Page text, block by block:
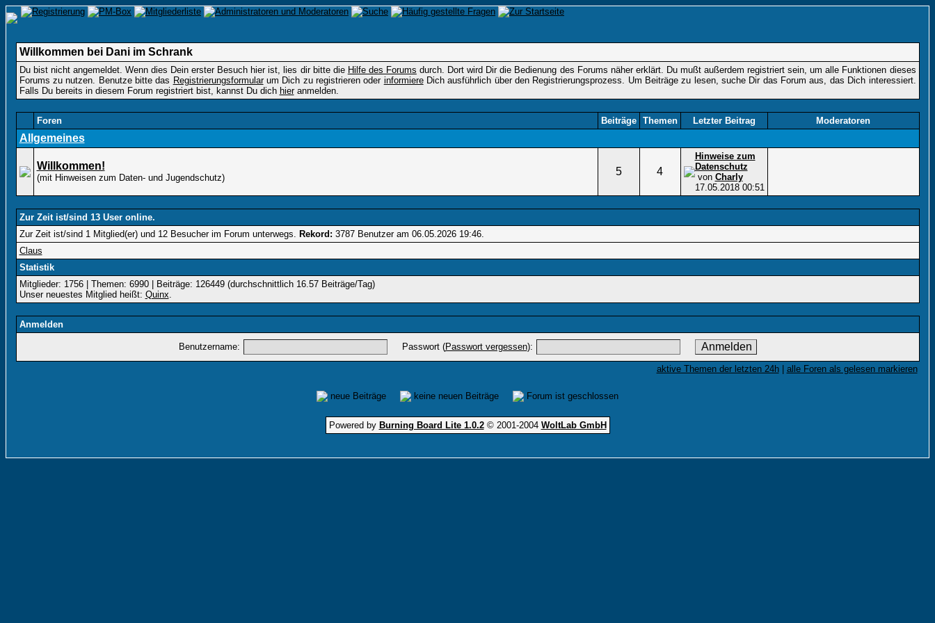
Willkommen bei Dani im Schrank
Du bist nicht angemeldet. Wenn dies Dein erster Besuch hier ist, lies dir bitte die Hilfe des Forums durch. Dort wird Dir die Bedienung des Forums näher erklärt. Du mußt außerdem registriert sein, um alle Funktionen dieses
Forums zu nutzen. Benutze bitte das Registrierungsformularum Dich zu registrieren oder informiereDich ausführlich über den Registrierungsprozess. Um Beiträge zu lesen, suche Dir das Forum aus, das Dich interessiert.
Falls Du bereits in diesem Forum registriert bist, kannst Du dich hieranmelden.
Foren Beiträge Themen Letzter Beitrag Moderatoren
Allgemeines
Willkommen!
(mit Hinweisen zum Daten- und Jugendschutz)
5 4
Hinweise zum
Datenschutz
von Charly
17.05.2018 00:51
Zur Zeit ist/sind 13 User online.
Zur Zeit ist/sind 1 Mitglied(er) und 12 Besucher im Forum unterwegs. Rekord: 3787 Benutzer am 06.05.2026 19:46.
Claus
Statistik
Mitglieder: 1756 | Themen: 6990 | Beiträge: 126449 (durchschnittlich 16.57 Beiträge/Tag)
Unser neuestes Mitglied heißt: Quinx.
Anmelden
Benutzername: Passwort (Passwort vergessen):
aktive Themen der letzten 24h| alle Foren als gelesen markieren
neue Beiträge keine neuen Beiträge Forum ist geschlossen
Powered by Burning Board Lite 1.0.2© 2001-2004 WoltLab GmbH